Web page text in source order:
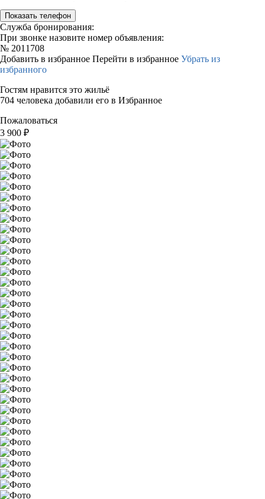
Показать телефон
Служба бронирования:
При звонке назовите номер объявления:
№ 2011708
Добавить в избранное Перейти в избранное Убрать из
избранного
Гостям нравится это жильё
704 человека добавили его в Избранное
Пожаловаться
3 900 ₽